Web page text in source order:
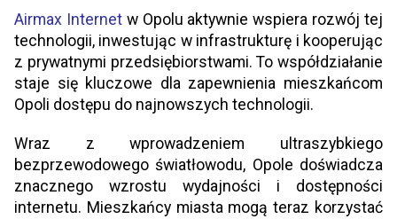
Airmax Internetw Opolu aktywnie wspiera rozwój tej
technologii, inwestując w infrastrukturę i kooperując
z prywatnymi przedsiębiorstwami. To współdziałanie
staje się kluczowe dla zapewnienia mieszkańcom
Opoli dostępu do najnowszych technologii.
Wraz z wprowadzeniem ultraszybkiego
bezprzewodowego światłowodu, Opole doświadcza
znacznego wzrostu wydajności i dostępności
internetu. Mieszkańcy miasta mogą teraz korzystać